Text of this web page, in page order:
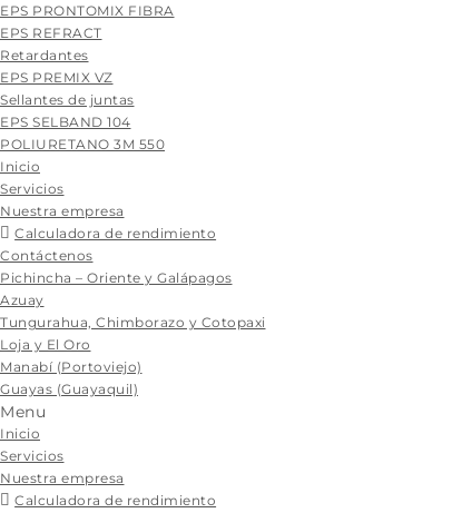
EPS PRONTOMIX FIBRA
EPS REFRACT
Retardantes
EPS PREMIX VZ
Sellantes de juntas
EPS SELBAND 104
POLIURETANO 3M 550
Skip
to
content
Inicio
Servicios
Nuestra empresa
Calculadora de rendimiento
Contáctenos
Pichincha – Oriente y Galápagos
Azuay
Tungurahua, Chimborazo y Cotopaxi
Loja y El Oro
Manabí (Portoviejo)
Guayas (Guayaquil)
Menu
Inicio
Servicios
Nuestra empresa
Calculadora de rendimiento